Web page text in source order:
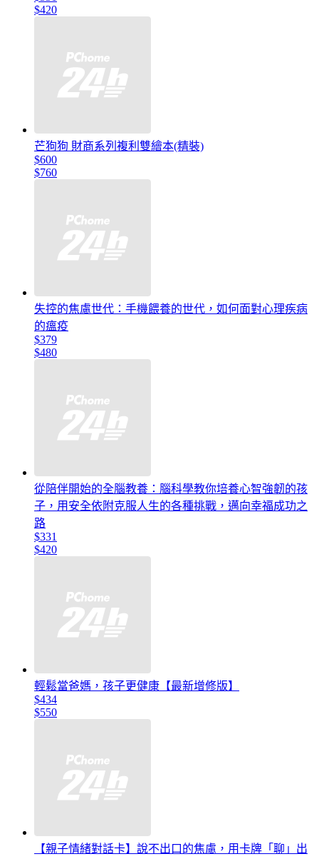
$420
芒狗狗 財商系列複利雙繪本(精裝)
$600
$760
失控的焦慮世代：手機餵養的世代，如何面對心理疾病
的瘟疫
$379
$480
從陪伴開始的全腦教養：腦科學教你培養心智強韌的孩
子，用安全依附克服人生的各種挑戰，邁向幸福成功之
路
$331
$420
輕鬆當爸媽，孩子更健康【最新增修版】
$434
$550
【親子情緒對話卡】說不出口的焦慮，用卡牌「聊」出